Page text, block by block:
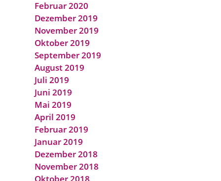
Februar 2020
Dezember 2019
November 2019
Oktober 2019
September 2019
August 2019
Juli 2019
Juni 2019
Mai 2019
April 2019
Februar 2019
Januar 2019
Dezember 2018
November 2018